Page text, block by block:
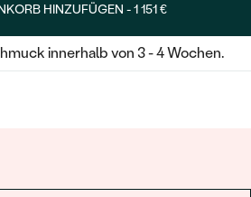
HINZUFÜGEN -1 151 €
innerhalb von 3 - 4 Wochen.